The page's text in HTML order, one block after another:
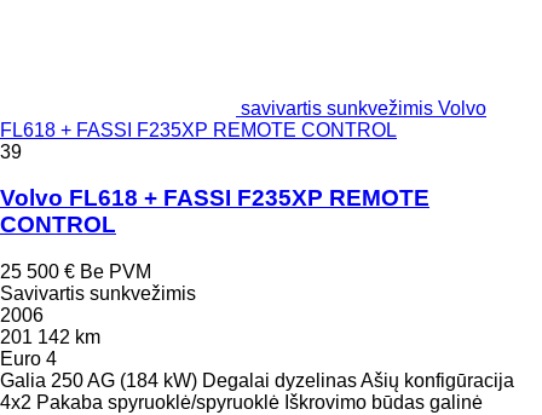
savivartis sunkvežimis Volvo
FL618 + FASSI F235XP REMOTE CONTROL
39
Volvo FL618 + FASSI F235XP REMOTE
CONTROL
25 500 € Be PVM
Savivartis sunkvežimis
2006
201 142 km
Euro 4
Galia 250 AG (184 kW) Degalai dyzelinasAšių konfigūracija
4x2 Pakaba spyruoklė/spyruoklė Iškrovimo būdas galinė